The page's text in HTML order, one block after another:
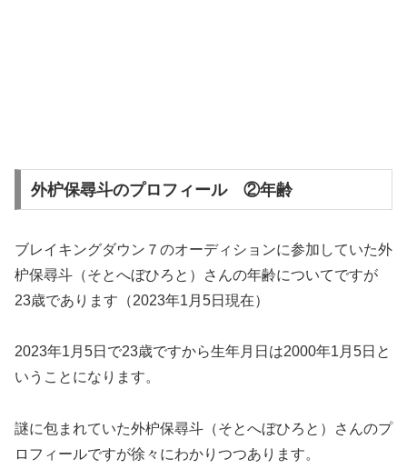
外枦保尋斗のプロフィール ②年齢
ブレイキングダウン７のオーディションに参加していた外
枦保尋斗（そとへぼひろと）さんの年齢についてですが
23歳であります（2023年1月5日現在）
2023年1月5日で23歳ですから生年月日は2000年1月5日と
いうことになります。
謎に包まれていた外枦保尋斗（そとへぼひろと）さんのプ
ロフィールですが徐々にわかりつつあります。